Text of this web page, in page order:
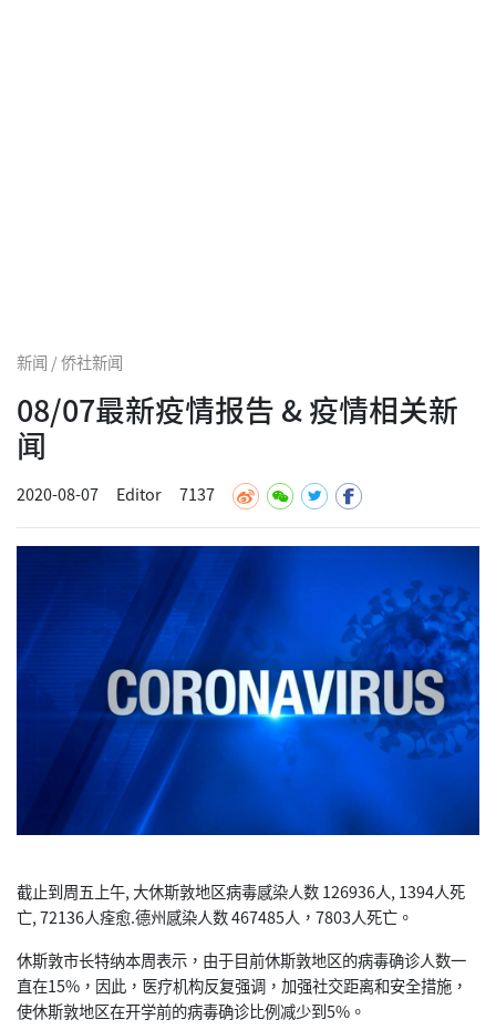
新闻 / 侨社新闻
08/07最新疫情报告 & 疫情相关新
闻
2020-08-07 Editor 7137
截止到周五上午, 大休斯敦地区病毒感染人数 126936人, 1394人死
亡, 72136人痊愈.德州感染人数 467485人，7803人死亡。
休斯敦市长特纳本周表示，由于目前休斯敦地区的病毒确诊人数一
直在15%，因此，医疗机构反复强调，加强社交距离和安全措施，
使休斯敦地区在开学前的病毒确诊比例减少到5%。